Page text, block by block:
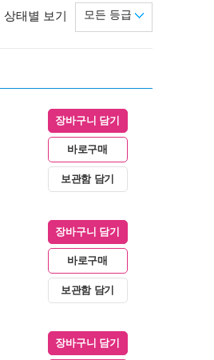
상태별 보기 모든 등급
장바구니 담기
바로구매
보관함 담기
장바구니 담기
바로구매
보관함 담기
장바구니 담기